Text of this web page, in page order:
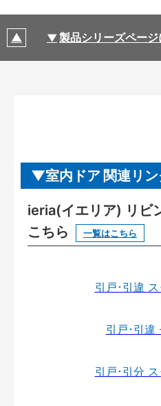
製品シリーズページ
室内ドア 関連リン
ieria(イエリア) リビ
こちら
一覧はこちら
引戸･引違
引戸･引違
引戸･引分